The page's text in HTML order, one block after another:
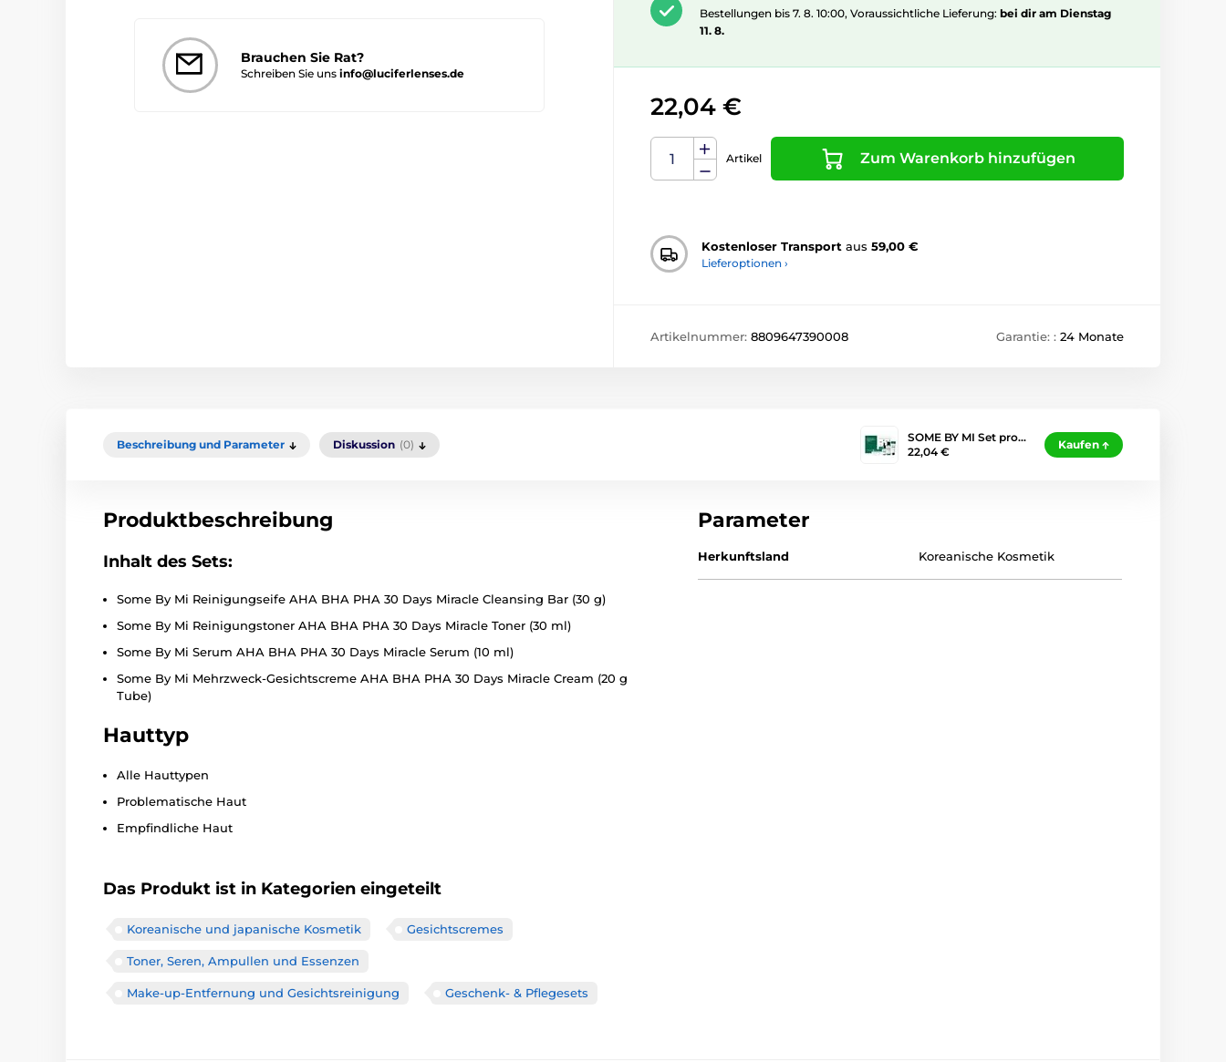
Brauchen Sie Rat?
Schreiben Sie uns info@luciferlenses.de
Bestellungen bis 7. 8. 10:00, Voraussichtliche Lieferung: bei dir am Dienstag
11. 8.
22,04 €
Artikel Zum Warenkorb hinzufügen
Kostenloser Transport aus 59,00 €
Lieferoptionen ›
Artikelnummer: 8809647390008 Garantie: : 24 Monate
Beschreibung und Parameter Diskussion (0)
SOME BY MI Set pro…
22,04 €
Kaufen
Produktbeschreibung
Inhalt des Sets:
Some By Mi Reinigungseife AHA BHA PHA 30 Days Miracle Cleansing Bar (30 g)
Some By Mi Reinigungstoner AHA BHA PHA 30 Days Miracle Toner (30 ml)
Some By Mi Serum AHA BHA PHA 30 Days Miracle Serum (10 ml)
Some By Mi Mehrzweck-Gesichtscreme AHA BHA PHA 30 Days Miracle Cream (20 g
Tube)
Hauttyp
Alle Hauttypen
Problematische Haut
Empfindliche Haut
Das Produkt ist in Kategorien eingeteilt
Koreanische und japanische Kosmetik Gesichtscremes
Toner, Seren, Ampullen und Essenzen
Make-up-Entfernung und Gesichtsreinigung Geschenk- & Pflegesets
Parameter
Herkunftsland Koreanische Kosmetik